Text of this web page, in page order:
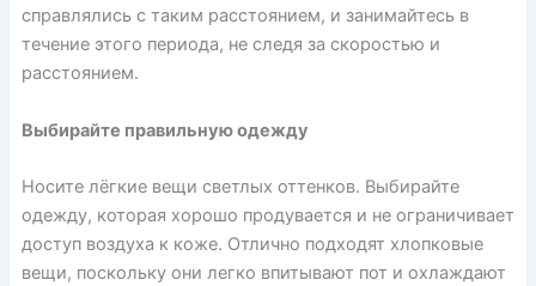
справлялись с таким расстоянием, и занимайтесь в
течение этого периода, не следя за скоростью и
расстоянием.
Выбирайте правильную одежду
Носите лёгкие вещи светлых оттенков. Выбирайте
одежду, которая хорошо продувается и не ограничивает
доступ воздуха к коже. Отлично подходят хлопковые
вещи, поскольку они легко впитывают пот и охлаждают